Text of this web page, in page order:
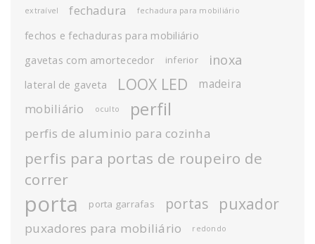
extraível fechadura fechadura para mobiliário
fechos e fechaduras para mobiliário
gavetas com amortecedor
inferior inoxa
lateral de gaveta LOOX LED madeira
mobiliário oculto perfil
perfis de aluminio para cozinha
perfis para portas de roupeiro de
correr
porta porta garrafas portas puxador
puxadores para mobiliário redondo